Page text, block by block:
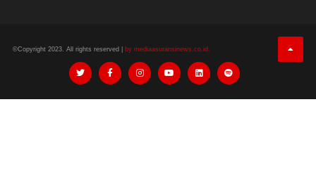
©Copyright 2023. All rights reserved | by mediaasuransinews.co.id.